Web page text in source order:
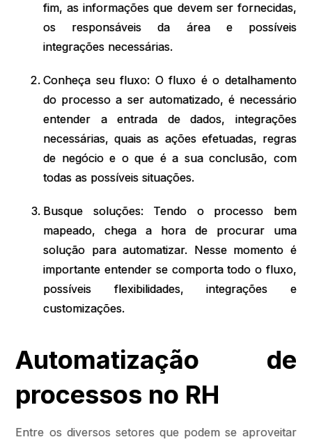
fim, as informações que devem ser fornecidas,
os responsáveis da área e possíveis
integrações necessárias.
Conheça seu fluxo: O fluxo é o detalhamento
do processo a ser automatizado, é necessário
entender a entrada de dados, integrações
necessárias, quais as ações efetuadas, regras
de negócio e o que é a sua conclusão, com
todas as possíveis situações.
Busque soluções: Tendo o processo bem
mapeado, chega a hora de procurar uma
solução para automatizar. Nesse momento é
importante entender se comporta todo o fluxo,
possíveis flexibilidades, integrações e
customizações.
Automatização de
processos no RH
Entre os diversos setores que podem se aproveitar